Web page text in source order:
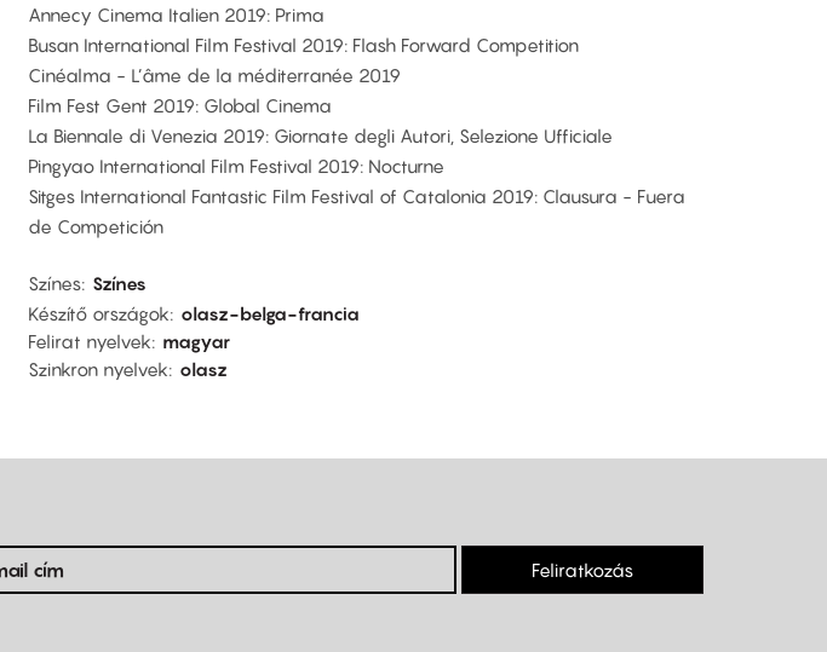
Annecy Cinema Italien 2019: Prima
Busan International Film Festival 2019: Flash Forward Competition
Cinéalma - L’âme de la méditerranée 2019
Film Fest Gent 2019: Global Cinema
La Biennale di Venezia 2019: Giornate degli Autori, Selezione Ufficiale
Pingyao International Film Festival 2019: Nocturne
Sitges International Fantastic Film Festival of Catalonia 2019: Clausura - Fuera
de Competición
Színes Színes
Készítő országok
olasz-belga-francia
Felirat nyelvek
magyar
Szinkron nyelvek
olasz
Feliratkozás